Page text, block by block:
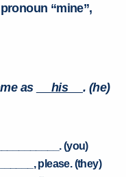
“mine”,
as his. (he)
(you)
please. (they)